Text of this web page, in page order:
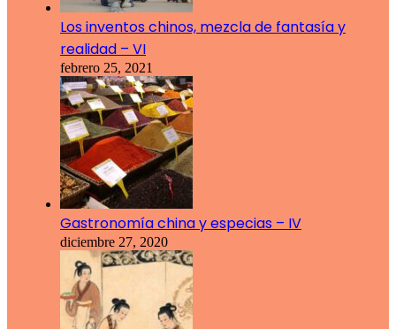
Los inventos chinos, mezcla de fantasía y
realidad – VI
febrero 25, 2021
Gastronomía china y especias – IV
diciembre 27, 2020